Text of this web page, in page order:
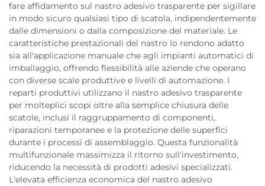
fare affidamento sul nastro adesivo trasparente per sigillare
in modo sicuro qualsiasi tipo di scatola, indipendentemente
dalle dimensioni o dalla composizione del materiale. Le
caratteristiche prestazionali del nastro lo rendono adatto
sia all'applicazione manuale che agli impianti automatici di
imballaggio, offrendo flessibilità alle aziende che operano
con diverse scale produttive e livelli di automazione. I
reparti produttivi utilizzano il nastro adesivo trasparente
per molteplici scopi oltre alla semplice chiusura delle
scatole, inclusi il raggruppamento di componenti,
riparazioni temporanee e la protezione delle superfici
durante i processi di assemblaggio. Questa funzionalità
multifunzionale massimizza il ritorno sull'investimento,
riducendo la necessità di prodotti adesivi specializzati.
L'elevata efficienza economica del nastro adesivo